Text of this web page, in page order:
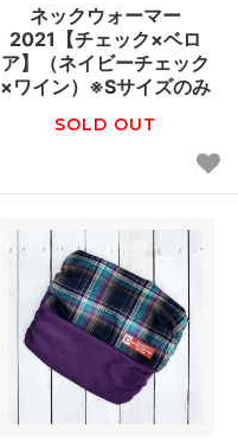
ネックウォーマー
2021【チェック×ベロ
ア】（ネイビーチェック
×ワイン）※Sサイズのみ
SOLD OUT